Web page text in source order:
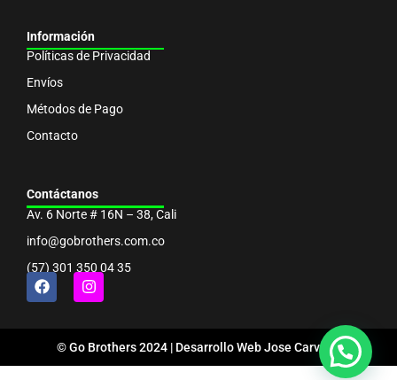
Información
Políticas de Privacidad
Envíos
Métodos de Pago
Contacto
Contáctanos
Av. 6 Norte # 16N – 38, Cali
info@gobrothers.com.co
(57) 301 350 04 35
© Go Brothers 2024 | Desarrollo WebJose Carvajal